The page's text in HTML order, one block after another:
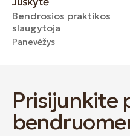
Bendrosios praktikos
slaugytoja
Panevėžys
Prisijunkite